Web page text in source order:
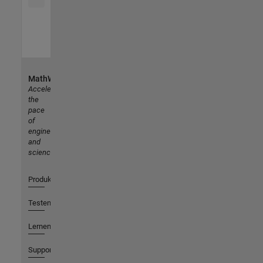
MathWorks
Accelerating
the
pace
of
engineering
and
science
Produkte
Testen oder Kaufen
Lernen
Support